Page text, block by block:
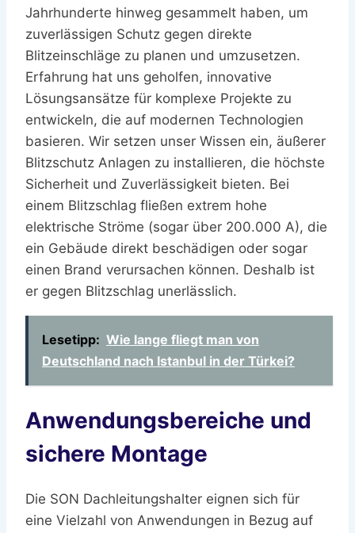
Jahrhunderte hinweg gesammelt haben, um
zuverlässigen Schutz gegen direkte
Blitzeinschläge zu planen und umzusetzen.
Erfahrung hat uns geholfen, innovative
Lösungsansätze für komplexe Projekte zu
entwickeln, die auf modernen Technologien
basieren. Wir setzen unser Wissen ein, äußerer
Blitzschutz Anlagen zu installieren, die höchste
Sicherheit und Zuverlässigkeit bieten. Bei
einem Blitzschlag fließen extrem hohe
elektrische Ströme (sogar über 200.000 A), die
ein Gebäude direkt beschädigen oder sogar
einen Brand verursachen können. Deshalb ist
er gegen Blitzschlag unerlässlich.
Lesetipp: Wie lange fliegt man von
Deutschland nach Istanbul in der Türkei?
Anwendungsbereiche und
sichere Montage
Die SON Dachleitungshalter eignen sich für
eine Vielzahl von Anwendungen in Bezug auf